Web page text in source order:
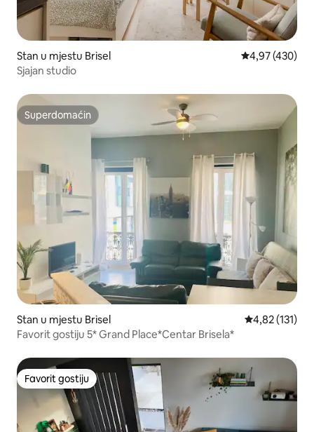
Stan u mjestu Brisel Prosječna
4,97 (430)
Sjajan studio
Superdomaćin
Superdomaćin
Stan u mjestu Brisel Prosječna
4,82 (131)
Favorit gostiju 5* Grand Place*Centar Brisela*
Favorit gostiju
Favorit gostiju